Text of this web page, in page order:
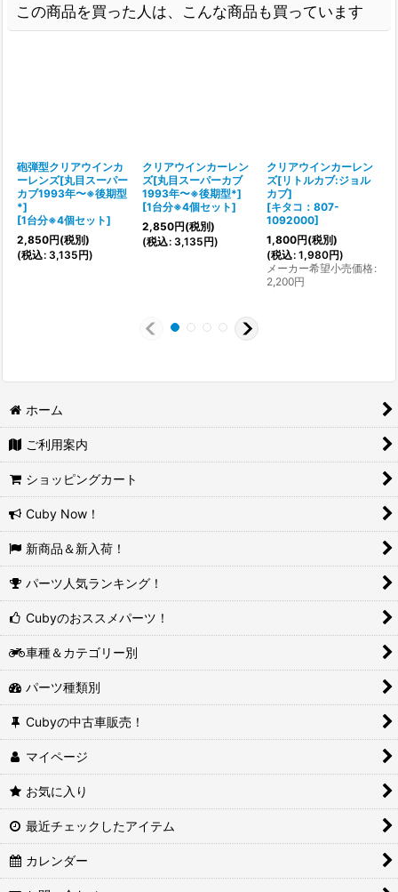
この商品を買った人は、こんな商品も買っています
砲弾型クリアウインカ
ーレンズ[丸目スーパー
カブ1993年〜※後期型
*]
[1台分※4個セット]
2,850円(税別)
(税込: 3,135円)
クリアウインカーレン
ズ[丸目スーパーカブ
1993年〜※後期型*]
[1台分※4個セット]
2,850円(税別)
(税込: 3,135円)
クリアウインカーレン
ズ[リトルカブ:ジョル
カブ]
[キタコ：807-
1092000]
1,800円(税別)
(税込: 1,980円)
メーカー希望小売価格:
2,200円
ホーム
ご利用案内
ショッピングカート
Cuby Now！
新商品＆新入荷！
パーツ人気ランキング！
Cubyのおススメパーツ！
車種＆カテゴリー別
パーツ種類別
Cubyの中古車販売！
マイページ
お気に入り
最近チェックしたアイテム
カレンダー